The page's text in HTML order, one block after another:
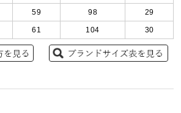
59 98 29
61 104 30